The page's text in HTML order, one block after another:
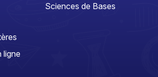
ligne
Sciences de Bases